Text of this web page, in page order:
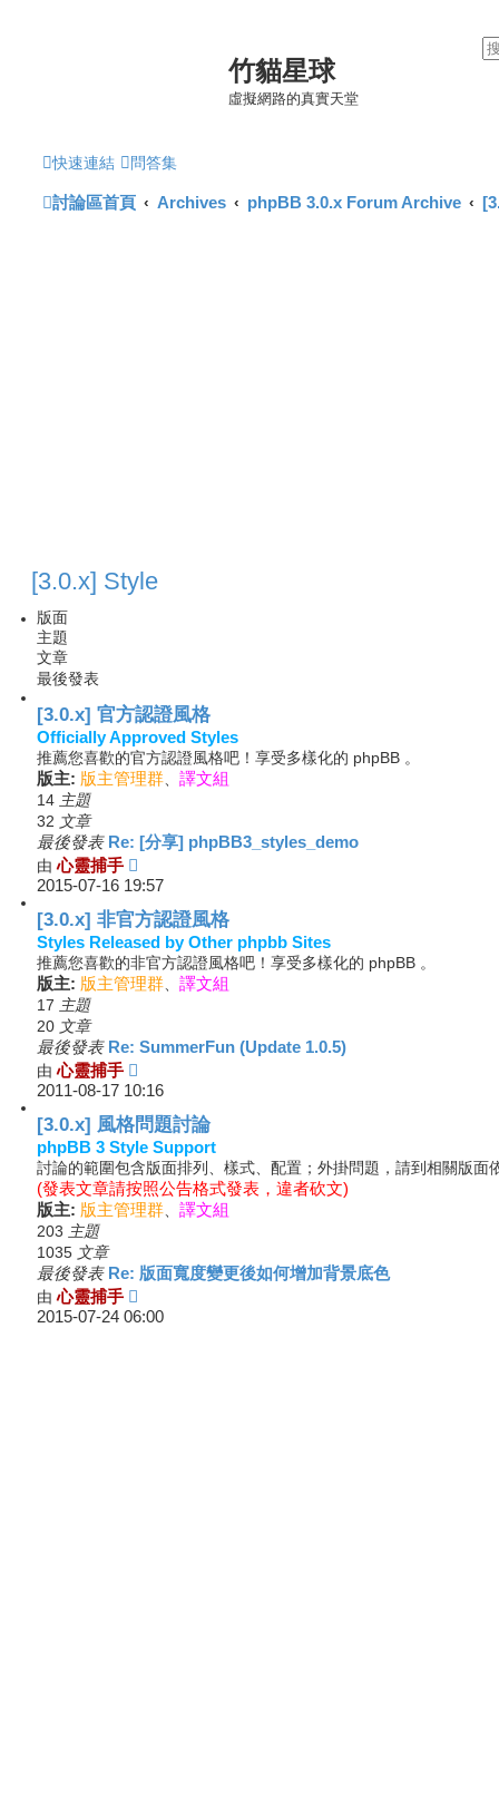
竹貓星球
虛擬網路的真實天堂
快速連結 問答集
討論區首頁 Archives phpBB 3.0.x Forum Archive
[3.0.x] Style
版面
主題
文章
最後發表
[3.0.x] 官方認證風格
Officially Approved Styles
推薦您喜歡的官方認證風格吧！享受多樣化的 phpBB 。
版主: 版主管理群 譯文組
14 主題
32 文章
最後發表 Re: [分享] phpBB3_styles_demo
由心靈捕手
視
最
後
發
表
2015-07-16 19:57
[3.0.x] 非官方認證風格
Styles Released by Other phpbb Sites
推薦您喜歡的非官方認證風格吧！享受多樣化的 phpBB 。
版主: 版主管理群 譯文組
17 主題
20 文章
最後發表 Re: SummerFun (Update 1.0.5)
由心靈捕手
視
最
後
發
表
2011-08-17 10:16
[3.0.x] 風格問題討論
phpBB 3 Style Support
討論的範圍包含版面排列、樣式、配置；外掛問題，請到相關版面
(發表文章請按照公告格式發表，違者砍文)
版主: 版主管理群 譯文組
203 主題
1035 文章
最後發表 Re: 版面寬度變更後如何增加背景底色
由心靈捕手
視
2015-07-24 06:00